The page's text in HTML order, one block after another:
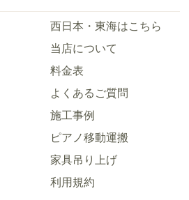
西日本・東海はこちら
当店について
料金表
よくあるご質問
施工事例
ピアノ移動運搬
家具吊り上げ
利用規約